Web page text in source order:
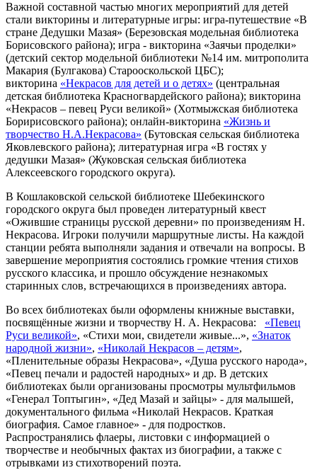
Важной составной частью многих мероприятий для детей
стали викторины и литературные игры: игра-путешествие «В
стране Дедушки Мазая» (Березовская модельная библиотека
Борисовского района); игра - викторина «Заячьи проделки»
(детский сектор модельной библиотеки №14 им. митрополита
Макария (Булгакова) Старооскольской ЦБС);
викторина «Некрасов для детей и о детях» (центральная
детская библиотека Красногвардейского района); викторина
«Некрасов – певец Руси великой» (Хотмыжская библиотека
Боририсовского района); онлайн-викторина «Жизнь и
творчество Н.А.Некрасова» (Бутовская сельская библиотека
Яковлевского района); литературная игра «В гостях у
дедушки Мазая» (Жуковская сельская библиотека
Алексеевского городского округа).
В Кошлаковской сельской библиотеке Шебекинского
городского округа был проведен литературный квест
«Ожившие страницы русской деревни» по произведениям Н.
Некрасова. Игроки получили маршрутные листы. На каждой
станции ребята выполняли задания и отвечали на вопросы. В
завершение мероприятия состоялись громкие чтения стихов
русского классика, и прошло обсуждение незнакомых
старинных слов, встречающихся в произведениях автора.
Во всех библиотеках были оформлены книжные выставки,
посвящённые жизни и творчеству Н. А. Некрасова: «Певец
Руси великой», «Стихи мои, свидетели живые...», «Знаток
народной жизни», «Николай Некрасов – детям»,
«Пленительные образы Некрасова», «Душа русского народа»,
«Певец печали и радостей народных» и др. В детских
библиотеках были организованы просмотры мультфильмов
«Генерал Топтыгин», «Дед Мазай и зайцы» - для малышей,
документального фильма «Николай Некрасов. Краткая
биография. Самое главное» - для подростков.
Распространялись флаеры, листовки с информацией о
творчестве и необычных фактах из биографии, а также с
отрывками из стихотворений поэта.